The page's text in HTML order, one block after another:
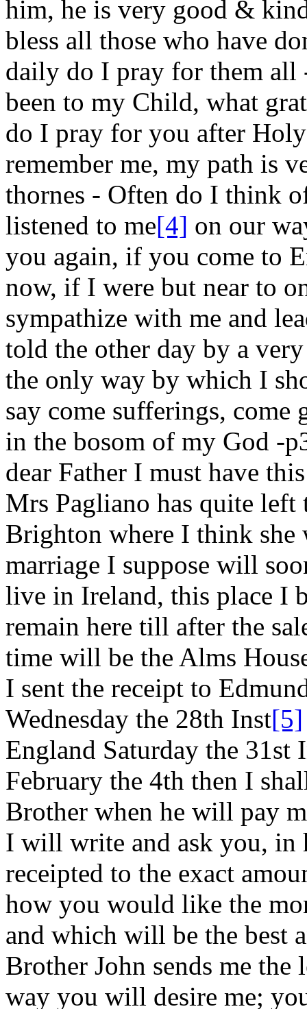
him, he is very good &
bless all those who have
daily do I pray for them all
been to my Child, what
do I pray for you after
remember me, my path is
thornes - Often do I think
listened to me[4] on our
you again, if you come to
now, if I were but near to
sympathize with me and
told the other day by a
the only way by which I
say come sufferings, come
in the bosom of my God -
dear Father I must have
Mrs Pagliano has quite left
Brighton where I think
marriage I suppose will
live in Ireland, this place I
remain here till after the
time will be the Alms
I sent the receipt to
Wednesday the 28th Inst[5]
England Saturday the 31st
February the 4th then I
Brother when he will pay
I will write and ask you, in
receipted to the exact
how you would like the
and which will be the best
Brother John sends me
way you will desire me;